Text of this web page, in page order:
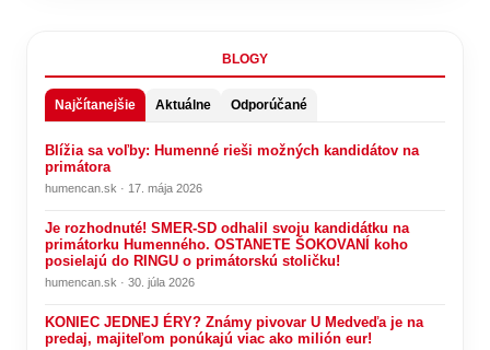
BLOGY
Najčítanejšie Aktuálne Odporúčané
Blížia sa voľby: Humenné rieši možných kandidátov na
primátora
humencan.sk · 17. mája 2026
Je rozhodnuté! SMER-SD odhalil svoju kandidátku na
primátorku Humenného. OSTANETE ŠOKOVANÍ koho
posielajú do RINGU o primátorskú stoličku!
humencan.sk · 30. júla 2026
KONIEC JEDNEJ ÉRY? Známy pivovar U Medveďa je na
predaj, majiteľom ponúkajú viac ako milión eur!